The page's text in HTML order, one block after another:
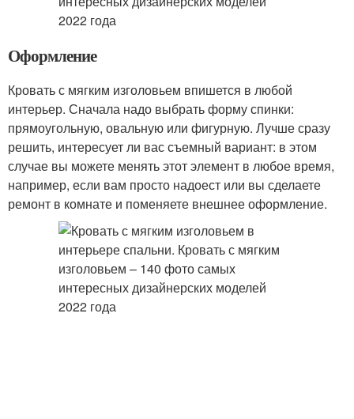
Оформление
Кровать с мягким изголовьем впишется в любой
интерьер. Сначала надо выбрать форму спинки:
прямоугольную, овальную или фигурную. Лучше сразу
решить, интересует ли вас съемный вариант: в этом
случае вы можете менять этот элемент в любое время,
например, если вам просто надоест или вы сделаете
ремонт в комнате и поменяете внешнее оформление.